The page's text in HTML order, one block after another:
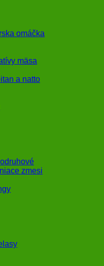
omáčka
mäsa
a natto
zmesi